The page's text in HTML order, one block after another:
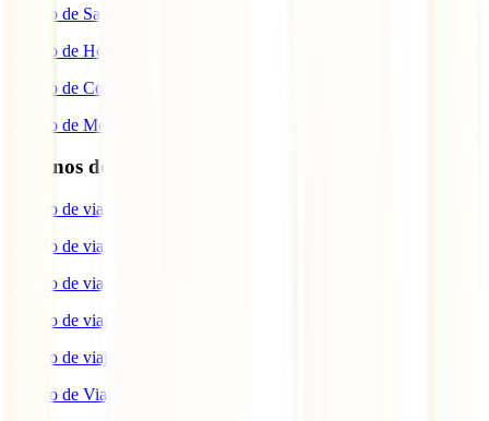
Seguro de Salud
Seguro de Hogar
Seguro de Coche
Seguro de Moto
Destinos de interés
Seguro de viaje a EEUU
Seguro de viaje a Indonesia
Seguro de viaje a Marruecos
Seguro de viaje a Reino Unido
Seguro de viaje a México
Seguro de Viaje a Tailandia